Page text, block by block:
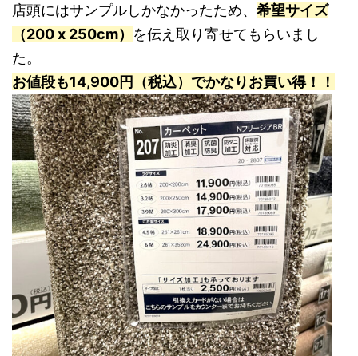
店頭にはサンプルしかなかったため、 希望サイズ
（200 x 250cm） を伝え取り寄せてもらいまし
た。
お値段も14,900円（税込）でかなりお買い得！！